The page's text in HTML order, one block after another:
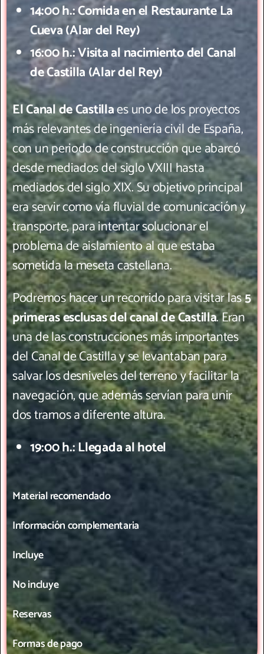
14:00 h.: Comida en el Restaurante La
Cueva (Alar del Rey)
16:00 h.: Visita al nacimiento del Canal
de Castilla (Alar del Rey)
El Canal de Castillaes uno de los proyectos
más relevantes de ingeniería civil de España,
con un periodo de construcción que abarcó
desde mediados del siglo VXIII hasta
mediados del siglo XIX. Su objetivo principal
era servir como vía fluvial de comunicación y
transporte, para intentar solucionar el
problema de aislamiento al que estaba
sometida la meseta castellana.
Podremos hacer un recorrido para visitar las5
primeras esclusas del canal de Castilla. Eran
una de las construcciones más importantes
del Canal de Castilla y se levantaban para
salvar los desniveles del terreno y facilitar la
navegación, que además servían para unir
dos tramos a diferente altura.
19:00 h.: Llegada al hotel
Material recomendado
Información complementaria
Incluye
No incluye
Reservas
Formas de pago